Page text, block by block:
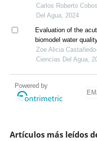
Carlos Roberto
Del Agua, 2024
Evaluation of the
biomodel water
Zoe Alicia
Ciencias Del Agua,
Powered by
Artículos más leídos